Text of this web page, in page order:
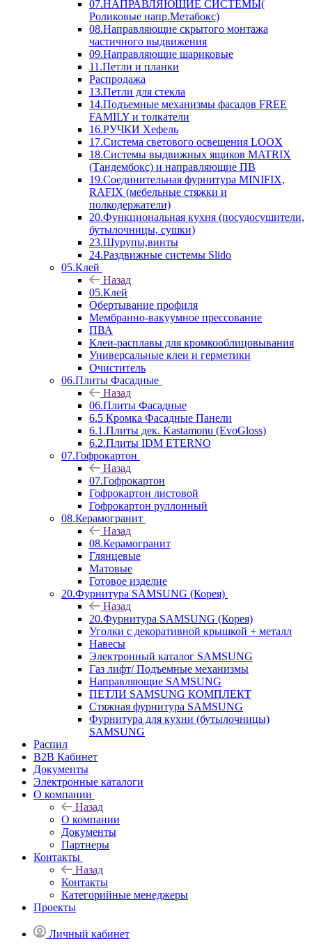
07.НАПРАВЛЯЮЩИЕ СИСТЕМЫ(
Роликовые напр.Метабокс)
08.Направляющие скрытого монтажа
частичного выдвижения
09.Направляющие шариковые
11.Петли и планки
Распродажа
13.Петли для стекла
14.Подъемные механизмы фасадов FREE
FAMILY и толкатели
16.РУЧКИ Хефель
17.Система светового освещения LOOX
18.Системы выдвижных ящиков MATRIX
(Тандембокс) и направляющие ПВ
19.Соединительная фурнитура MINIFIX,
RAFIX (мебельные стяжки и
полкодержатели)
20.Функциональная кухня (посудосушители,
бутылочницы, сушки)
23.Шурупы,винты
24.Раздвижные системы Slido
05.Клей
Назад
05.Клей
Обертывание профиля
Мембранно-вакуумное прессование
ПВА
Клеи-расплавы для кромкооблицовывания
Универсальные клеи и герметики
Очиститель
06.Плиты Фасадные
Назад
06.Плиты Фасадные
6.5 Кромка Фасадные Панели
6.1.Плиты дек. Kastamonu (EvoGloss)
6.2.Плиты IDM ETERNO
07.Гофрокартон
Назад
07.Гофрокартон
Гофрокартон листовой
Гофрокартон руллонный
08.Керамогранит
Назад
08.Керамогранит
Глянцевые
Матовые
Готовое изделие
20.Фурнитура SAMSUNG (Корея)
Назад
20.Фурнитура SAMSUNG (Корея)
Уголки с декоративной крышкой + металл
Навесы
Электронный каталог SAMSUNG
Газ лифт/ Подъемные механизмы
Направляющие SAMSUNG
ПЕТЛИ SAMSUNG КОМПЛЕКТ
Стяжная фурнитура SAMSUNG
Фурнитура для кухни (бутылочницы)
SAMSUNG
Распил
B2B Кабинет
Документы
Электронные каталоги
О компании
Назад
О компании
Документы
Партнеры
Контакты
Назад
Контакты
Категорийные менеджеры
Проекты
Личный кабинет